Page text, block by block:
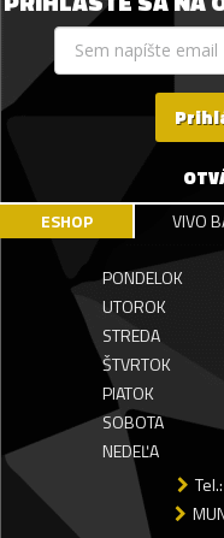
ESHOP VIVO
PONDELOK
UTOROK
STREDA
ŠTVRTOK
PIATOK
SOBOTA
NEDEĽA